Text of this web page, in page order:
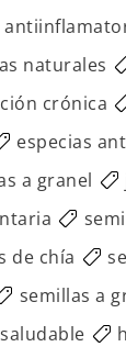
naturales
crónica
especias
a granel
de chía
semillas a